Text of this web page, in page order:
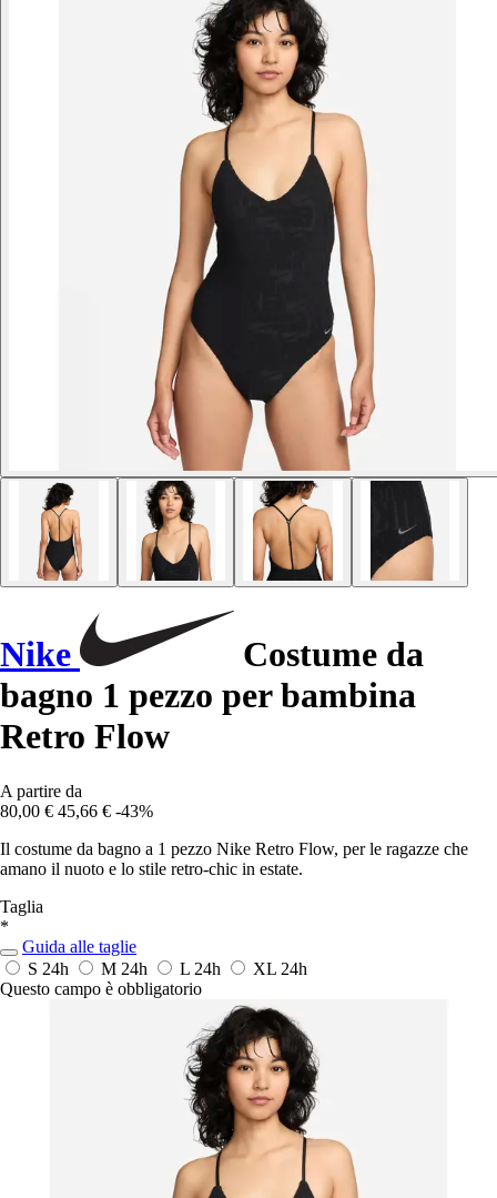
Nike
Costume da
bagno 1 pezzo per bambina
Retro Flow
A partire da
80,00 € 45,66 € -43%
Il costume da bagno a 1 pezzo Nike Retro Flow, per le ragazze che
amano il nuoto e lo stile retro-chic in estate.
Taglia
*
Guida alle taglie
S 24h M 24h L 24h XL 24h
Questo campo è obbligatorio